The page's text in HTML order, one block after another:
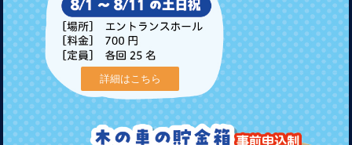
詳細はこちら